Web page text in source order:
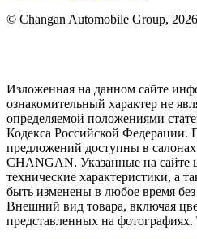
© Changan Automobile Group, 2026
Изложенная на данном сайте
ознакомительный характер не
определяемой положениями
Кодекса Российской Федерации.
предложений доступны в
CHANGAN. Указанные на сайте
технические характеристики, а
быть изменены в любое время
Внешний вид товара, включая
представленных на